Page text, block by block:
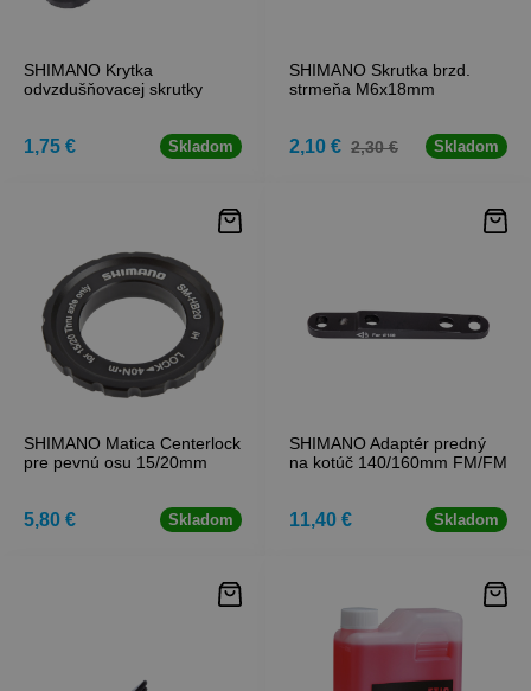
SHIMANO Krytka
odvzdušňovacej skrutky
1,75 € Skladom
SHIMANO Skrutka brzd.
strmeňa M6x18mm
2,10 € 2,30 € Skladom
SHIMANO Matica Centerlock
pre pevnú osu 15/20mm
5,80 € Skladom
SHIMANO Adaptér predný
na kotúč 140/160mm FM/FM
11,40 € Skladom